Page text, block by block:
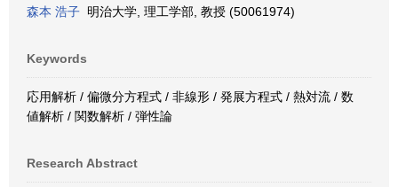
森本 浩子 明治大学, 理工学部, 教授 (50061974)
Keywords
応用解析 / 偏微分方程式 / 非線形 / 発展方程式 / 熱対流 / 数
値解析 / 関数解析 / 弾性論
Research Abstract